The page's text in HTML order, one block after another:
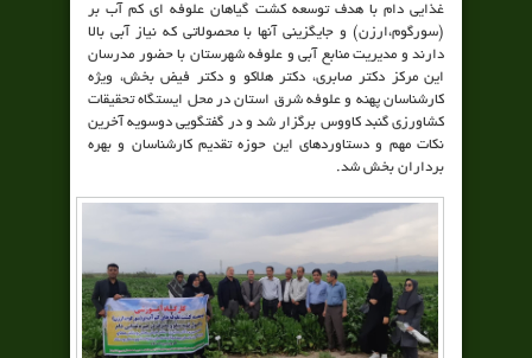
غذایی دام با هدف توسعه کشت گیاهان علوفه ای کم آب بر
(سورگوم،ارزن) و جایگزینی آنها با محصولاتی که نیاز آبی بالا
دارند و مدیریت منابع آبی و علوفه شهرستان با حضور مدرسان
این مرکز دکتر صابری، دکتر هلاکو و دکتر فیض بخش، ویژه
کارشناسان پهنه و علوفه شرق استان در محل ایستگاه تحقیقات
کشاورزی گنبد کاووس برگزار شد و در گفتگویی دوسویه آخرین
نکات مهم و دستاوردهای این حوزه تقدیم کارشناسان و بهره
برداران بخش شد.